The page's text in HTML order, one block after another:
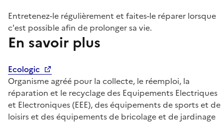
Entretenez-le régulièrement et faites-le réparer lorsque
c'est possible afin de prolonger sa vie.
En savoir plus
Ecologic
Organisme agréé pour la collecte, le réemploi, la
réparation et le recyclage des Equipements Electriques
et Electroniques (EEE), des équipements de sports et de
loisirs et des équipements de bricolage et de jardinage